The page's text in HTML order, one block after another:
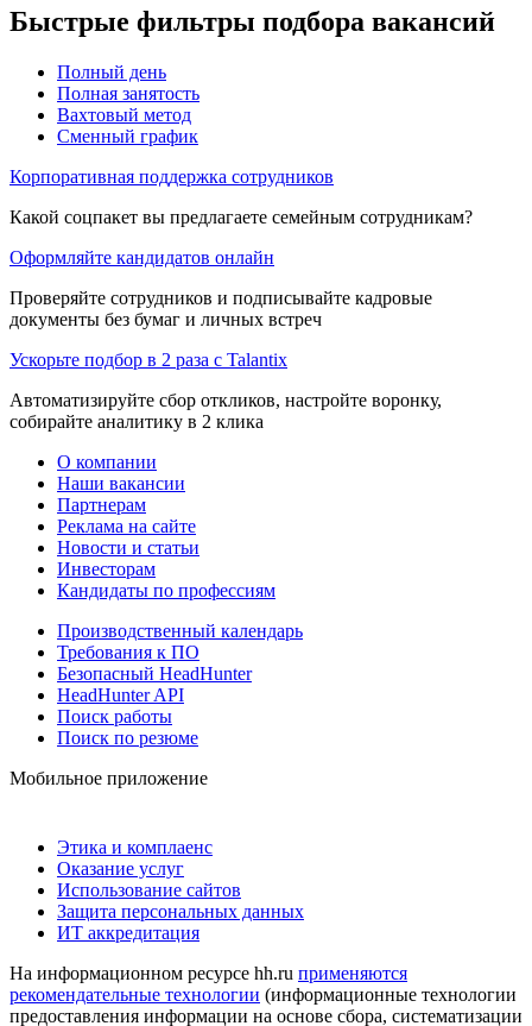
Быстрые фильтры подбора вакансий
Полный день
Полная занятость
Вахтовый метод
Сменный график
Корпоративная поддержка сотрудников
Какой соцпакет вы предлагаете семейным сотрудникам?
Оформляйте кандидатов онлайн
Проверяйте сотрудников и подписывайте кадровые
документы без бумаг и личных встреч
Ускорьте подбор в 2 раза с Talantix
Автоматизируйте сбор откликов, настройте воронку,
собирайте аналитику в 2 клика
О компании
Наши вакансии
Партнерам
Реклама на сайте
Новости и статьи
Инвесторам
Кандидаты по профессиям
Производственный календарь
Требования к ПО
Безопасный HeadHunter
HeadHunter API
Поиск работы
Поиск по резюме
Мобильное приложение
Этика и комплаенс
Оказание услуг
Использование сайтов
Защита персональных данных
ИТ аккредитация
На информационном ресурсе hh.ru применяются
рекомендательные технологии (информационные технологии
предоставления информации на основе сбора, систематизации